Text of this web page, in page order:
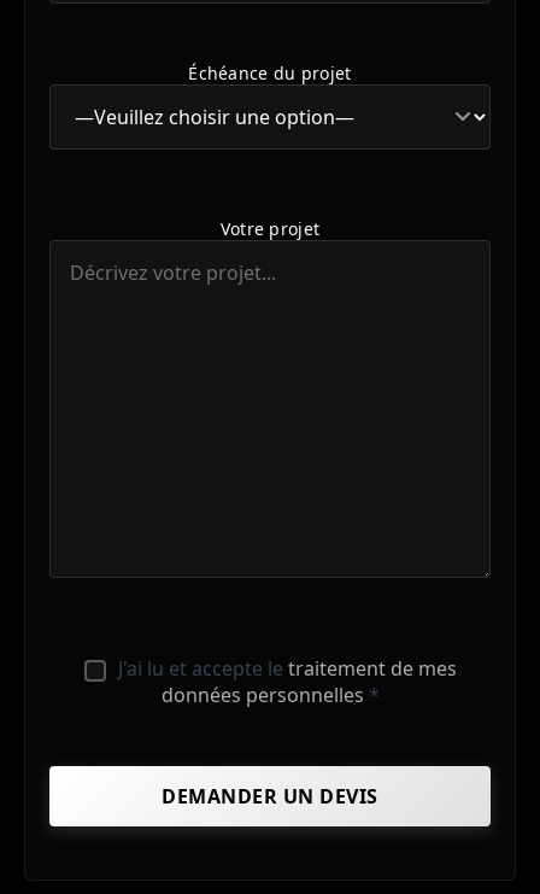
Échéance du projet
Votre projet
J'ai lu et accepte le traitement de mes
données personnelles *